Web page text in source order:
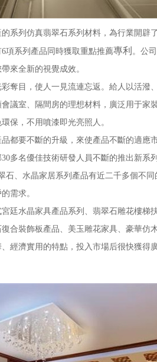
列仿真翡翠石系列材料，為行業開辟
項系列產品同時獲取重點推薦專利 。公
來全新的視覺成效。
目，使人一見流連忘返。給人以活潑
議室、隔間房的理想材料，廣泛用于家
保，不用噴漆即光亮照人。
要不斷的升級，來使產品不斷的適應
多名優佳技術研發人員不斷的推出新系
、水晶家居系列產品有近二千多個不
需求。
水晶家具產品系列、翡翠石雕花樓梯
合裝飾板產品、美玉雕花家具、豪華仿
經濟實用的特點，投入市場后很快獲得